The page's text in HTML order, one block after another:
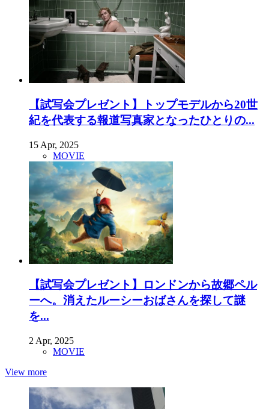
【試写会プレゼント】トップモデルから20世
紀を代表する報道写真家となったひとりの...
15 Apr, 2025
MOVIE
【試写会プレゼント】ロンドンから故郷ペル
ーへ。消えたルーシーおばさんを探して謎
を...
2 Apr, 2025
MOVIE
View more